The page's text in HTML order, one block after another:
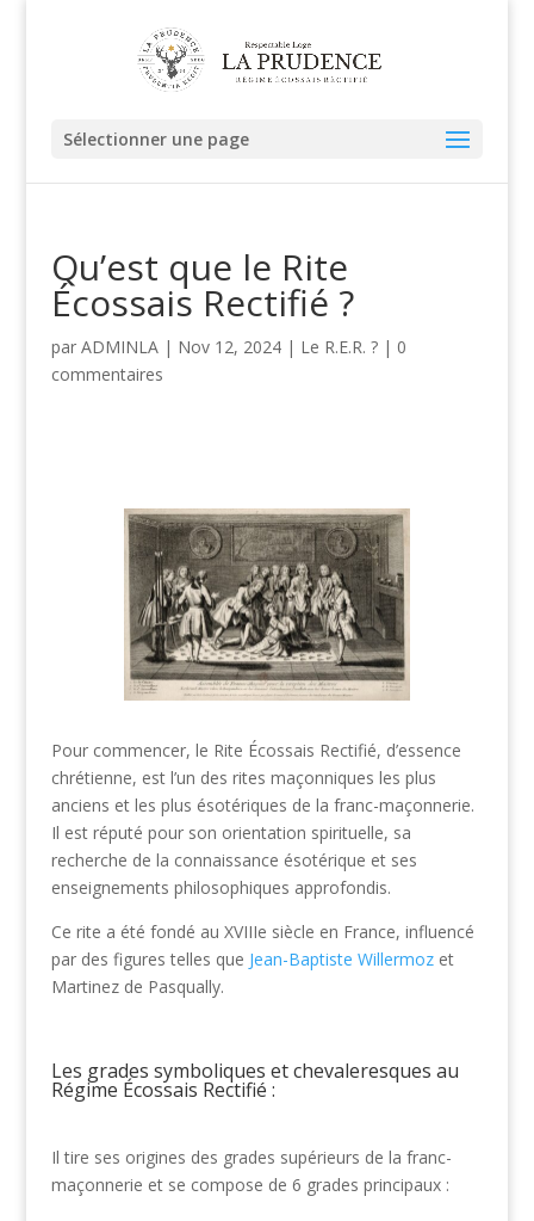
Sélectionner une page
Qu’est que le Rite
Écossais Rectifié ?
par ADMINLA| Nov 12, 2024| Le R.E.R. ?| 0
commentaires
Pour commencer, le Rite Écossais Rectifié, d’essence
chrétienne, est l’un des rites maçonniques les plus
anciens et les plus ésotériques de la franc-maçonnerie.
Il est réputé pour son orientation spirituelle, sa
recherche de la connaissance ésotérique et ses
enseignements philosophiques approfondis.
Ce rite a été fondé au XVIIIe siècle en France, influencé
par des figures telles que Jean-Baptiste Willermozet
Martinez de Pasqually.
Les grades symboliques et chevaleresques au
Régime Écossais Rectifié :
Il tire ses origines des grades supérieurs de la franc-
maçonnerie et se compose de 6 grades principaux :